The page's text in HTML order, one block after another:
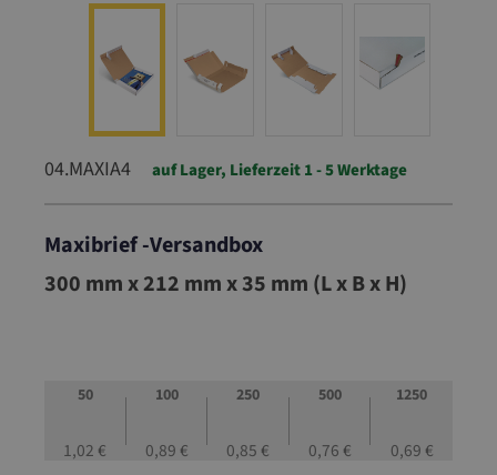
04.MAXIA4 auf Lager, Lieferzeit 1 - 5 Werktage
Maxibrief -Versandbox
04.MAXIA4
300 mm x 212 mm x 35 mm (L x B x H)
50
1,02 €
100
0,89 €
250
0,85 €
500
0,76 €
1250
0,69 €